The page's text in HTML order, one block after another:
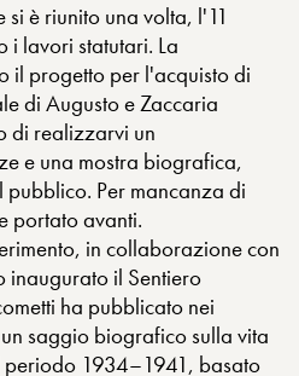
è riunito una volta, l'11
lavori statutari. La
il progetto per l'acquisto di
di Augusto e Zaccaria
di realizzarvi un
e una mostra biografica,
Per mancanza di
portato avanti.
in collaborazione con
inaugurato il Sentiero
ha pubblicato nei
saggio biografico sulla vita
periodo 1934–1941, basato